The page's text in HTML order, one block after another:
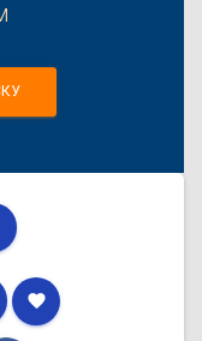
favorite